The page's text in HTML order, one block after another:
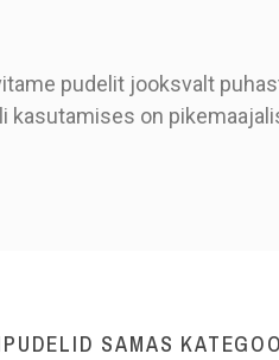
pudelit jooksvalt
on
SAMAS